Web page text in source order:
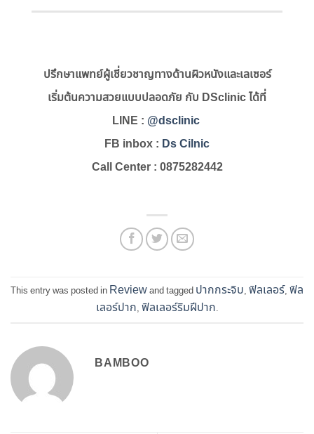
ปรึกษาแพทย์ผู้เชี่ยวชาญทางด้านผิวหนังและเลเซอร์
เริ่มต้นความสวยแบบปลอดภัย กับ DSclinic ได้ที่
LINE : @dsclinic
FB inbox : Ds Cilnic
Call Center : 0875282442
This entry was posted in Reviewand tagged ปากกระจิบ, ฟิลเลอร์, ฟิล
เลอร์ปาก, ฟิลเลอร์ริมฝีปาก.
BAMBOO